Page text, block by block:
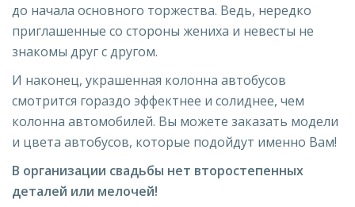
до начала основного торжества. Ведь, нередко
приглашенные со стороны жениха и невесты не
знакомы друг с другом.
И наконец, украшенная колонна автобусов
смотрится гораздо эффектнее и солиднее, чем
колонна автомобилей. Вы можете заказать модели
и цвета автобусов, которые подойдут именно Вам!
В организации свадьбы нет второстепенных
деталей или мелочей!